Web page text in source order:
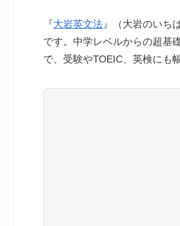
『大岩英文法 』（大岩のいち
です。中学レベルからの超基
で、受験やTOEIC、英検にも